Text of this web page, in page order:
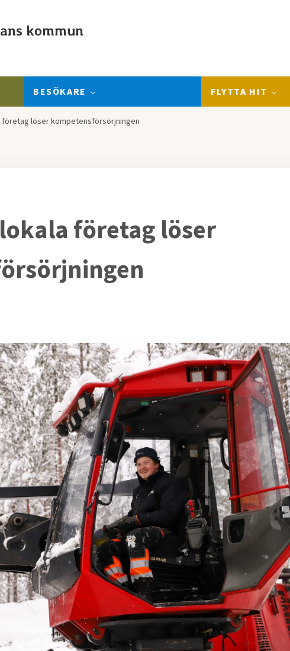
kommun
BESÖKARE FLYTTA HIT
företag löser kompetensförsörjningen
företag löser